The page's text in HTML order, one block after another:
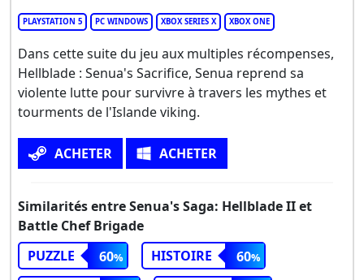
PLAYSTATION 5 PC WINDOWS XBOX SERIES X XBOX ONE
Dans cette suite du jeu aux multiples récompenses,
Hellblade : Senua's Sacrifice, Senua reprend sa
violente lutte pour survivre à travers les mythes et
tourments de l'Islande viking.
ACHETER ACHETER
Similarités entre Senua's Saga: Hellblade II et
Battle Chef Brigade
PUZZLE
60 HISTOIRE
60